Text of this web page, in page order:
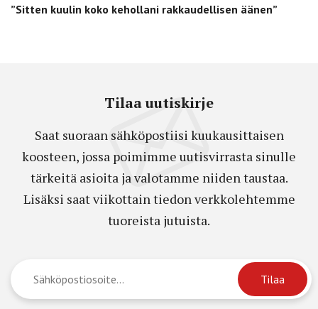
”Sitten kuulin koko kehollani rakkaudellisen äänen”
Tilaa uutiskirje
Saat suoraan sähköpostiisi kuukausittaisen
koosteen, jossa poimimme uutisvirrasta sinulle
tärkeitä asioita ja valotamme niiden taustaa.
Lisäksi saat viikottain tiedon verkkolehtemme
tuoreista jutuista.